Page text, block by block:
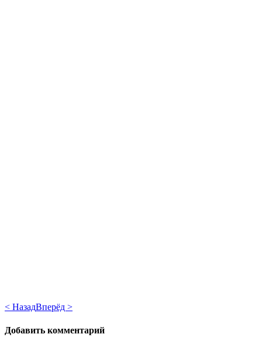
< НазадВперёд >
Добавить комментарий